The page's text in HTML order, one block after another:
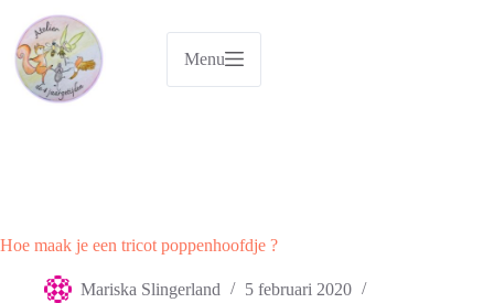
naar
inhoud
Menu
Hoe maak je een tricot poppenhoofdje ?
Mariska Slingerland
5 februari 2020